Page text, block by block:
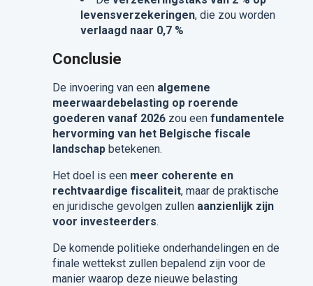
levensverzekeringen, die zou worden
verlaagd naar 0,7 %
Conclusie
De invoering van een algemene
meerwaardebelasting op roerende
goederen vanaf 2026zou een fundamentele
hervorming van het Belgische fiscale
landschapbetekenen.
Het doel is een meer coherente en
rechtvaardige fiscaliteit, maar de praktische
en juridische gevolgen zullen aanzienlijk zijn
voor investeerders.
De komende politieke onderhandelingen en de
finale wettekst zullen bepalend zijn voor de
manier waarop deze nieuwe belasting